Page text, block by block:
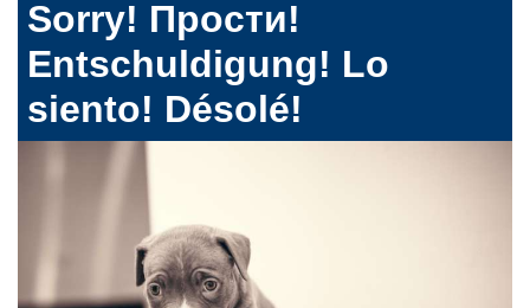
Sorry! Прости!
Entschuldigung! Lo
siento! Désolé!